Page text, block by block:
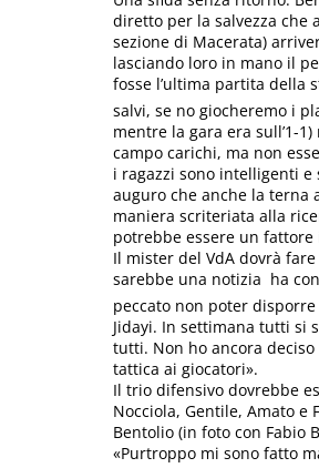
diretto per la salvezza che
sezione di Macerata)
lasciando loro in mano il
fosse l’ultima partita della
salvi, se no giocheremo i
mentre la gara era sull’1-
campo carichi, ma non
i ragazzi sono intelligenti
auguro che anche la terna
maniera scriteriata alla
potrebbe essere un fattore
Il mister del VdA dovrà
sarebbe una notizia  ha
peccato non poter
Jidayi. In settimana tutti si
tutti. Non ho ancora
tattica ai giocatori».
Il trio difensivo dovrebbe
Nocciola, Gentile, Amato e
Bentolio (in foto con Fabio
«Purtroppo mi sono fatto